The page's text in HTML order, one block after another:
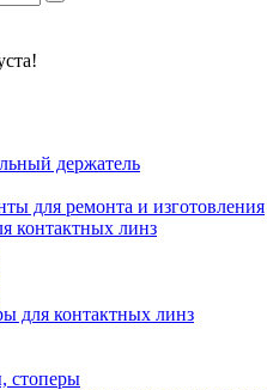
держатель
для ремонта и изготовления
контактных линз
для контактных линз
стоперы